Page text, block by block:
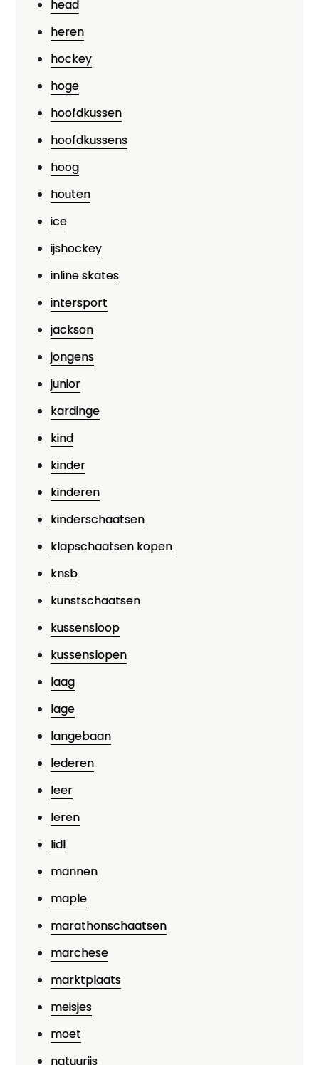
head
heren
hockey
hoge
hoofdkussen
hoofdkussens
hoog
houten
ice
ijshockey
inline skates
intersport
jackson
jongens
junior
kardinge
kind
kinder
kinderen
kinderschaatsen
klapschaatsen kopen
knsb
kunstschaatsen
kussensloop
kussenslopen
laag
lage
langebaan
lederen
leer
leren
lidl
mannen
maple
marathonschaatsen
marchese
marktplaats
meisjes
moet
natuurijs